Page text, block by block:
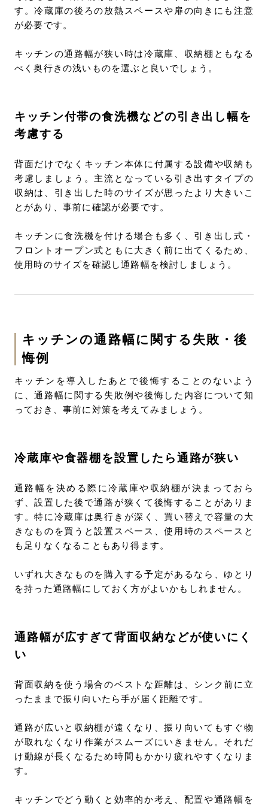
す。冷蔵庫の後ろの放熱スペースや扉の向きにも注意
が必要です。
キッチンの通路幅が狭い時は冷蔵庫、収納棚ともなる
べく奥行きの浅いものを選ぶと良いでしょう。
キッチン付帯の食洗機などの引き出し幅を
考慮する
背面だけでなくキッチン本体に付属する設備や収納も
考慮しましょう。主流となっている引き出すタイプの
収納は、引き出した時のサイズが思ったより大きいこ
とがあり、事前に確認が必要です。
キッチンに食洗機を付ける場合も多く、引き出し式・
フロントオープン式ともに大きく前に出てくるため、
使用時のサイズを確認し通路幅を検討しましょう。
キッチンの通路幅に関する失敗・後
悔例
キッチンを導入したあとで後悔することのないよう
に、通路幅に関する失敗例や後悔した内容について知
っておき、事前に対策を考えてみましょう。
冷蔵庫や食器棚を設置したら通路が狭い
通路幅を決める際に冷蔵庫や収納棚が決まっておら
ず、設置した後で通路が狭くて後悔することがありま
す。特に冷蔵庫は奥行きが深く、買い替えで容量の大
きなものを買うと設置スペース、使用時のスペースと
も足りなくなることもあり得ます。
いずれ大きなものを購入する予定があるなら、ゆとり
を持った通路幅にしておく方がよいかもしれません。
通路幅が広すぎて背面収納などが使いにく
い
背面収納を使う場合のベストな距離は、シンク前に立
ったままで振り向いたら手が届く距離です。
通路が広いと収納棚が遠くなり、振り向いてもすぐ物
が取れなくなり作業がスムーズにいきません。それだ
け動線が長くなるため時間もかかり疲れやすくなりま
す。
キッチンでどう動くと効率的か考え、配置や通路幅を